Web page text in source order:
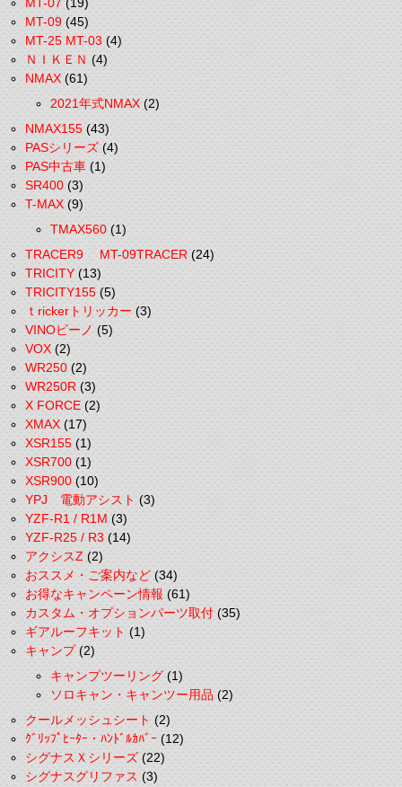
MT-09(45)
MT-25 MT-03(4)
ＮＩＫＥＮ(4)
NMAX(61)
2021年式NMAX(2)
NMAX155(43)
PASシリーズ(4)
PAS中古車(1)
SR400(3)
T-MAX(9)
TMAX560(1)
TRACER9 MT-09TRACER(24)
TRICITY(13)
TRICITY155(5)
ｔrickerトリッカー(3)
VINOビーノ(5)
VOX(2)
WR250(2)
WR250R(3)
X FORCE(2)
XMAX(17)
XSR155(1)
XSR700(1)
XSR900(10)
YPJ 電動アシスト(3)
YZF-R1 / R1M(3)
YZF-R25 / R3(14)
アクシスZ(2)
おススメ・ご案内など(34)
お得なキャンペーン情報(61)
カスタム・オプションパーツ取付(35)
ギアルーフキット(1)
キャンプ(2)
キャンプツーリング(1)
ソロキャン・キャンツー用品(2)
クールメッシュシート(2)
ｸﾞﾘｯﾌﾟﾋｰﾀｰ・ﾊﾝﾄﾞﾙｶﾊﾞｰ(12)
シグナスＸシリーズ(22)
シグナスグリファス(3)